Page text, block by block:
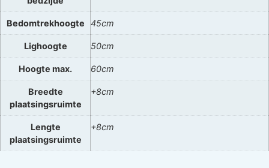
Bedomtrekhoogte 45cm
Lighoogte 50cm
Hoogte max. 60cm
Breedte
plaatsingsruimte
+8cm
Lengte
plaatsingsruimte
+8cm